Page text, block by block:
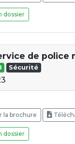
dossier
de police
Sécurité
la brochure
dossier